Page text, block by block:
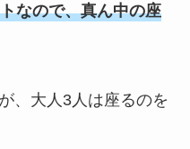
なので、真ん中の座
、大人3人は座るのを